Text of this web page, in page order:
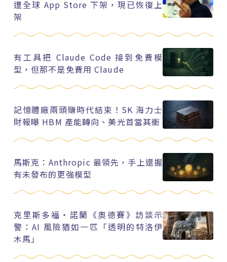
遭全球 App Store 下架，現已恢復上
架
有工具把 Claude Code 接到免費模
型，但那不是免費用 Claude
記憶體廠兩頭賺時代結束！SK 海力士
財報曝 HBM 產能轉向、美光首當其衝
馬斯克：Anthropic 最領先，手上還握
有未發布的更強模型
克里斯多福・諾蘭《奧德賽》訪談示
警：AI 風險猶如一匹「透明的特洛伊
木馬」